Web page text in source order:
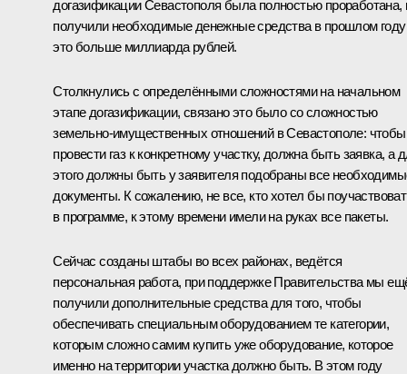
догазификации Севастополя была полностью
получили необходимые денежные средства в прошлом
это больше миллиарда рублей.
Столкнулись с определёнными сложностями на начальном
этапе догазификации, связано это было со сложностью
земельно-имущественных отношений в Севастополе: чтобы
провести газ к конкретному участку, должна быть заявка, а
этого должны быть у заявителя подобраны все
документы. К сожалению, не все, кто хотел бы
в программе, к этому времени имели на руках все пакеты.
Сейчас созданы штабы во всех районах, ведётся
персональная работа, при поддержке Правительства мы
получили дополнительные средства для того, чтобы
обеспечивать специальным оборудованием те категории,
которым сложно самим купить уже оборудование, которое
именно на территории участка должно быть. В этом году